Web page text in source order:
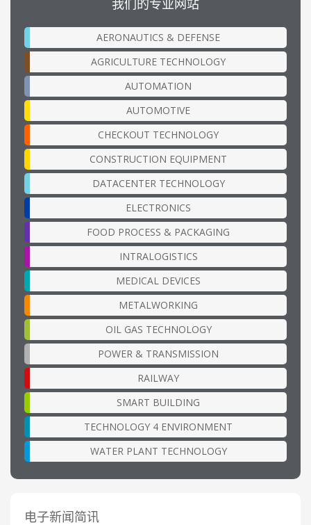
我们的专业网站
AERONAUTICS & DEFENSE
AGRICULTURE TECHNOLOGY
AUTOMATION
AUTOMOTIVE
CHECKOUT TECHNOLOGY
CONSTRUCTION EQUIPMENT
DATACENTER TECHNOLOGY
ELECTRONICS
FOOD PROCESS & PACKAGING
INTRALOGISTICS
MEDICAL DEVICES
METALWORKING
OIL GAS TECHNOLOGY
POWER & TRANSMISSION
RAILWAY
SMART BUILDING
TECHNOLOGY 4 ENVIRONMENT
WATER PLANT TECHNOLOGY
电子新闻简讯